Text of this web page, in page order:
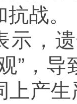
战。
示，
”，
上产